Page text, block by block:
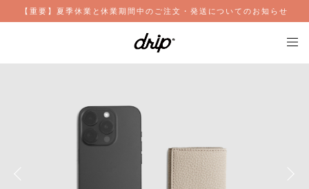
【重要】夏季休業と休業期間中のご注文・発送についてのお知らせ